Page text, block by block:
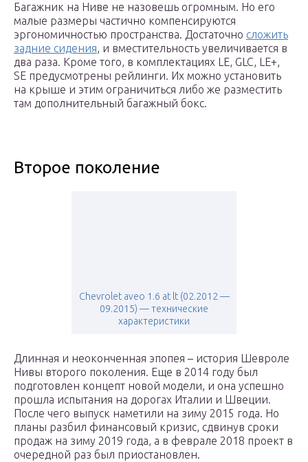
Багажник на Ниве не назовешь огромным. Но его
малые размеры частично компенсируются
эргономичностью пространства. Достаточно сложить
задние сидения, и вместительность увеличивается в
два раза. Кроме того, в комплектациях LE, GLC, LE+,
SE предусмотрены рейлинги. Их можно установить
на крыше и этим ограничиться либо же разместить
там дополнительный багажный бокс.
Второе поколение
Chevrolet aveo 1.6 at lt (02.2012 —
09.2015) — технические
характеристики
Длинная и неоконченная эпопея – история Шевроле
Нивы второго поколения. Еще в 2014 году был
подготовлен концепт новой модели, и она успешно
прошла испытания на дорогах Италии и Швеции.
После чего выпуск наметили на зиму 2015 года. Но
планы разбил финансовый кризис, сдвинув сроки
продаж на зиму 2019 года, а в феврале 2018 проект в
очередной раз был приостановлен.